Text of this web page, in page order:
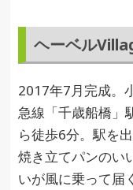
ヘーベル
2017年7月完成。
急線「千歳船橋」
ら徒歩6分。駅を
焼き立てパンのい
いが風に乗って届